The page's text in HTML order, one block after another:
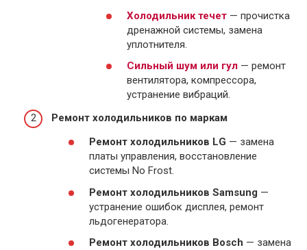
Холодильник течет — прочистка
дренажной системы, замена
уплотнителя.
Сильный шум или гул — ремонт
вентилятора, компрессора,
устранение вибраций.
Ремонт холодильников по маркам
Ремонт холодильников LG — замена
платы управления, восстановление
системы No Frost.
Ремонт холодильников Samsung —
устранение ошибок дисплея, ремонт
льдогенератора.
Ремонт холодильников Bosch — замена